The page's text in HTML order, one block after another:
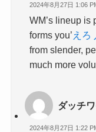
2024年8月27日 1:06
WM’s lineup is
forms you’ えろ
from slender,
much more
ダッチ
2024年8月27日 1:22